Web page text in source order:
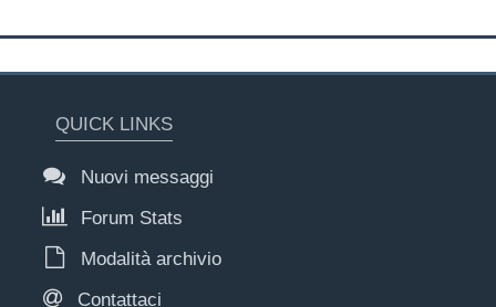
QUICK LINKS
Nuovi messaggi
Forum Stats
Modalità archivio
Contattaci